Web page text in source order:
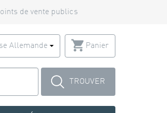
de vente publics
Allemande Panier
TROUVER